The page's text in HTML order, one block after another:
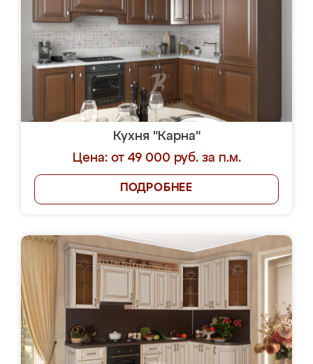
Кухня "Карна"
Цена: от 49 000 руб. за п.м.
ПОДРОБНЕЕ